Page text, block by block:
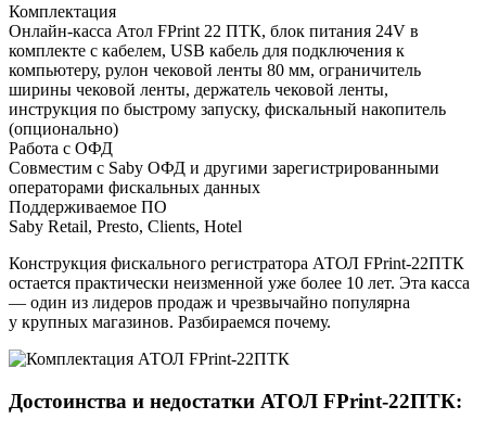
Комплектация
Онлайн-касса Атол FPrint 22 ПТК, блок питания 24V в
комплекте с кабелем, USB кабель для подключения к
компьютеру, рулон чековой ленты 80 мм, ограничитель
ширины чековой ленты, держатель чековой ленты,
инструкция по быстрому запуску, фискальный накопитель
(опционально)
Работа с ОФД
Совместим с Saby ОФД и другими зарегистрированными
операторами фискальных данных
Поддерживаемое ПО
Saby Retail, Presto, Clients, Hotel
Конструкция фискального регистратора АТОЛ FPrint‑22ПТК
остается практически неизменной уже более 10 лет. Эта касса
— один из лидеров продаж и чрезвычайно популярна
у крупных магазинов. Разбираемся почему.
Достоинства и недостатки АТОЛ FPrint‑22ПТК: